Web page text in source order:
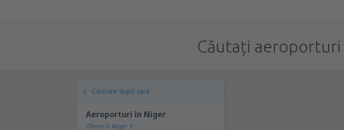
Căutați
Căutare după țară
Aeroporturi în Niger
Oferte în Niger